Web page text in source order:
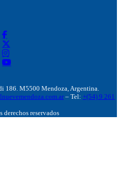
M5500 Mendoza, Argentina.
– Tel: +(54) 9 261
reservados